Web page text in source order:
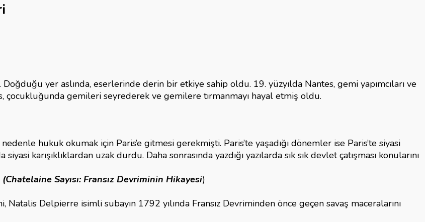
yer aslında, eserlerinde derin bir etkiye sahip oldu. 19. yüzyılda Nantes, gemi yapımcıları ve
gemileri seyrederek ve gemilere tırmanmayı hayal etmiş oldu.
hukuk okumak için Paris’e gitmesi gerekmişti. Paris’te yaşadığı dönemler ise Paris’te siyasi
karışıklıklardan uzak durdu. Daha sonrasında yazdığı yazılarda sık sık devlet çatışması konularını
Sayısı: Fransız Devriminin Hikayesi)
Delpierre isimli subayın 1792 yılında Fransız Devriminden önce geçen savaş maceralarını